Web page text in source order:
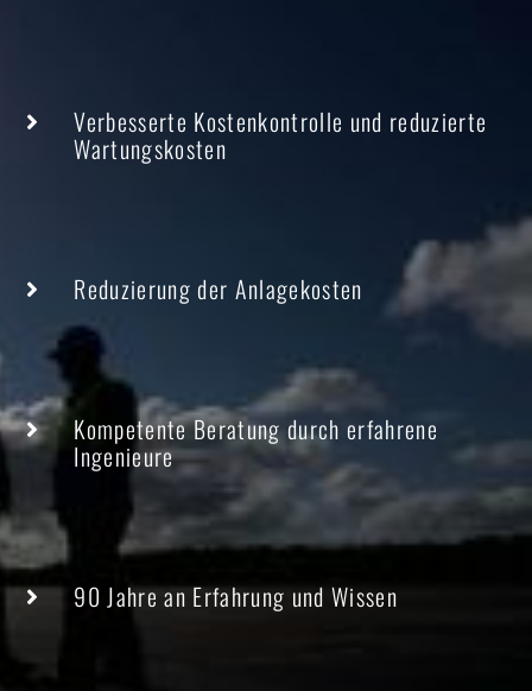
Verbesserte Kostenkontrolle und reduzierte
Wartungskosten
Reduzierung der Anlagekosten
Kompetente Beratung durch erfahrene
Ingenieure
90 Jahre an Erfahrung und Wissen